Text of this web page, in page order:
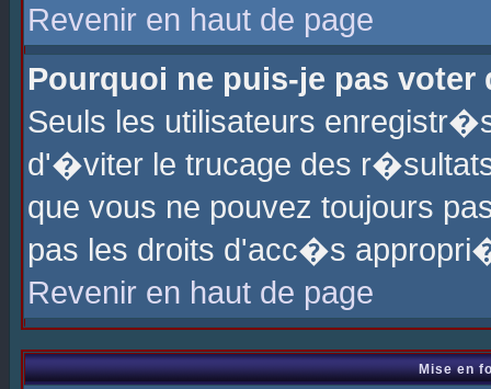
Revenir en haut de page
Pourquoi ne puis-je pas voter
Seuls les utilisateurs
d'�viter le trucage des
que vous ne pouvez toujours
pas les droits d'acc�s
Revenir en haut de page
Mise en